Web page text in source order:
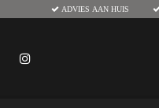
ADVIES AAN HUIS